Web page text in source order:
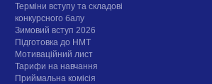
Терміни вступу та складові
конкурсного балу
Зимовий вступ 2026
Підготовка до НМТ
Мотиваційний лист
Тарифи на навчання
Приймальна комісія